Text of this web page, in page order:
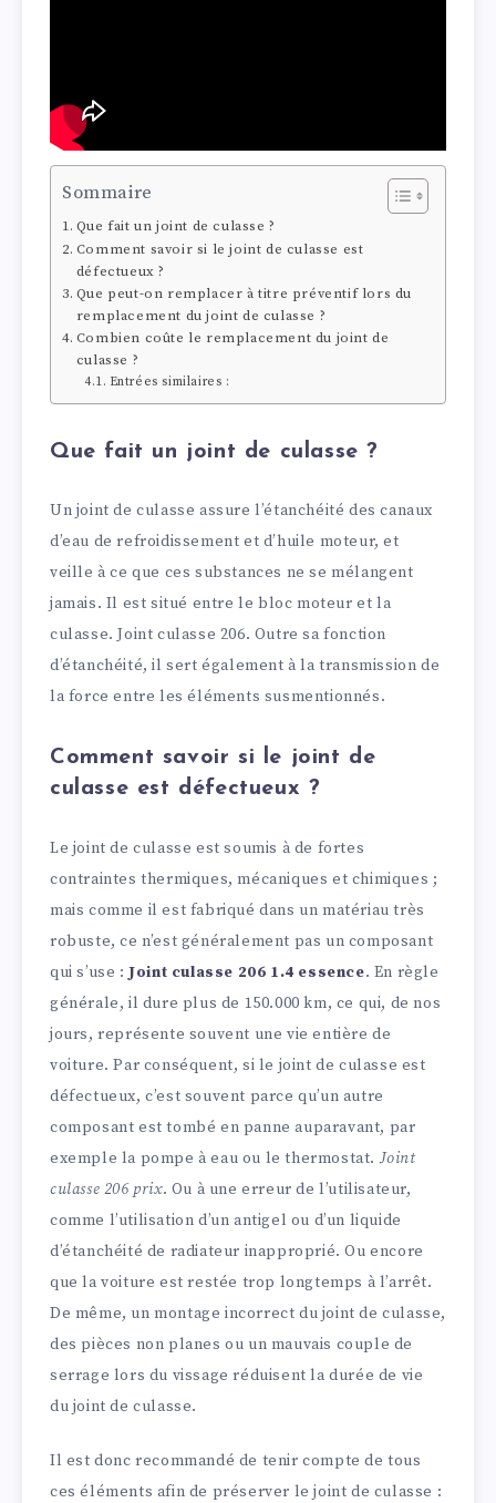
Sommaire
Que fait un joint de culasse ?
Comment savoir si le joint de culasse est
défectueux ?
Que peut-on remplacer à titre préventif lors du
remplacement du joint de culasse ?
Combien coûte le remplacement du joint de
culasse ?
Entrées similaires :
Que fait un joint de culasse ?
Un joint de culasse assure l’étanchéité des canaux
d’eau de refroidissement et d’huile moteur, et
veille à ce que ces substances ne se mélangent
jamais. Il est situé entre le bloc moteur et la
culasse. Joint culasse 206. Outre sa fonction
d’étanchéité, il sert également à la transmission de
la force entre les éléments susmentionnés.
Comment savoir si le joint de
culasse est défectueux ?
Le joint de culasse est soumis à de fortes
contraintes thermiques, mécaniques et chimiques ;
mais comme il est fabriqué dans un matériau très
robuste, ce n’est généralement pas un composant
qui s’use :Joint culasse 206 1.4 essence. En règle
générale, il dure plus de 150.000 km, ce qui, de nos
jours, représente souvent une vie entière de
voiture. Par conséquent, si le joint de culasse est
défectueux, c’est souvent parce qu’un autre
composant est tombé en panne auparavant, par
exemple la pompe à eau ou le thermostat.Joint
culasse 206 prix. Ou à une erreur de l’utilisateur,
comme l’utilisation d’un antigel ou d’un liquide
d’étanchéité de radiateur inapproprié. Ou encore
que la voiture est restée trop longtemps à l’arrêt.
De même, un montage incorrect du joint de culasse,
des pièces non planes ou un mauvais couple de
serrage lors du vissage réduisent la durée de vie
du joint de culasse.
Il est donc recommandé de tenir compte de tous
ces éléments afin de préserver le joint de culasse :